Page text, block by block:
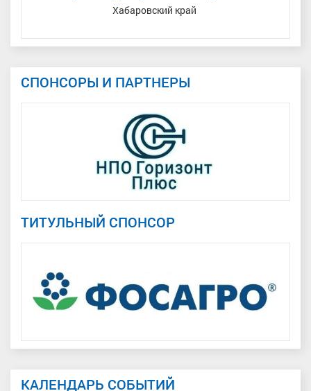
Хабаровский край
СПОНСОРЫ И ПАРТНЕРЫ
ТИТУЛЬНЫЙ СПОНСОР
КАЛЕНДАРЬ СОБЫТИЙ